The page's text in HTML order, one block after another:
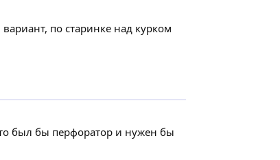
по старинке над курком
был бы перфоратор и нужен бы